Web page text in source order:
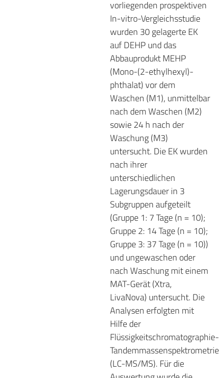
vorliegenden prospektiven
In-vitro-Vergleichsstudie
wurden 30 gelagerte EK
auf DEHP und das
Abbauprodukt MEHP
(Mono-(2-ethylhexyl)-
phthalat) vor dem
Waschen (M1), unmittelbar
nach dem Waschen (M2)
sowie 24 h nach der
Waschung (M3)
untersucht. Die EK wurden
nach ihrer
unterschiedlichen
Lagerungsdauer in 3
Subgruppen aufgeteilt
(Gruppe 1: 7 Tage (n = 10);
Gruppe 2: 14 Tage (n = 10);
Gruppe 3: 37 Tage (n = 10))
und ungewaschen oder
nach Waschung mit einem
MAT-Gerät (Xtra,
LivaNova) untersucht. Die
Analysen erfolgten mit
Hilfe der
Flüssigkeitschromatographie-
Tandemmassenspektrometrie
(LC-MS/MS). Für die